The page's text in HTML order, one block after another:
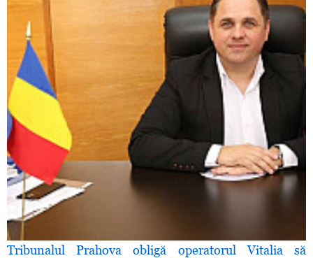
Tribunalul Prahova obligă operatorul Vitalia să